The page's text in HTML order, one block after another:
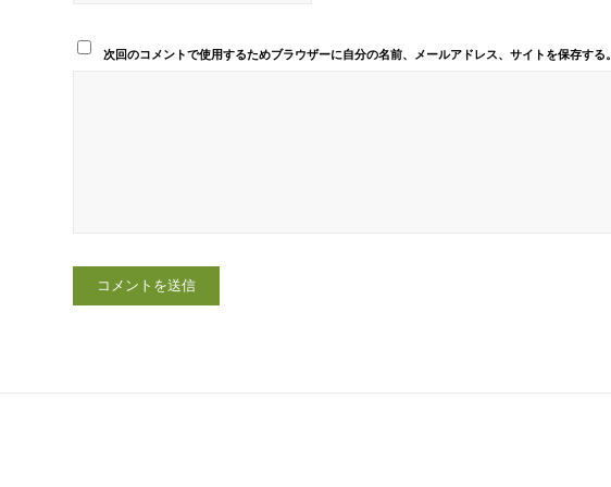
次回のコメントで使用するためブラウザーに自分の名前、メールアドレス、サイトを保存する。